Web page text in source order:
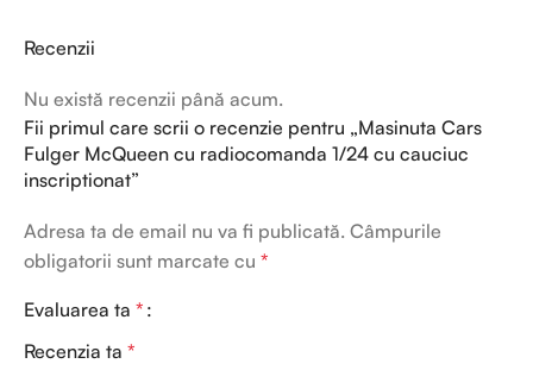
Recenzii
Nu există recenzii până acum.
Fii primul care scrii o recenzie pentru „Masinuta Cars
Fulger McQueen cu radiocomanda 1/24 cu cauciuc
inscriptionat”
Adresa ta de email nu va fi publicată. Câmpurile
obligatorii sunt marcate cu *
Evaluarea ta *
Recenzia ta *